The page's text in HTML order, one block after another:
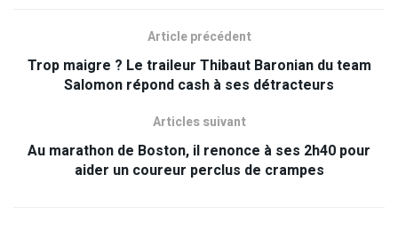
Article précédent
Trop maigre ? Le traileur Thibaut Baronian du team
Salomon répond cash à ses détracteurs
Articles suivant
Au marathon de Boston, il renonce à ses 2h40 pour
aider un coureur perclus de crampes